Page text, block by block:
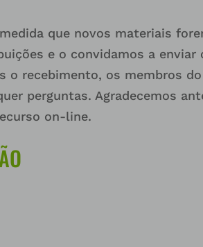
que novos materiais
e o convidamos a
o recebimento, os membros
perguntas. Agradecemos
on-line.